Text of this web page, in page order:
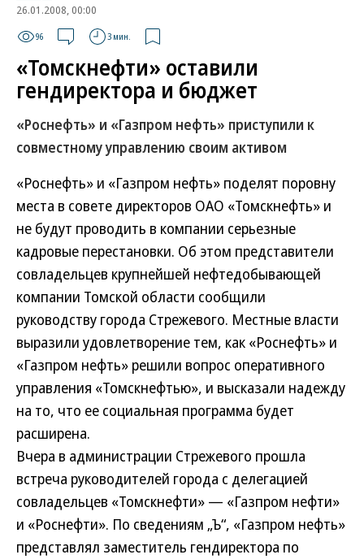
26.01.2008, 00:00
96 3 мин.
«Томскнефти» оставили
гендиректора и бюджет
«Роснефть» и «Газпром нефть» приступили к
совместному управлению своим активом
«Роснефть» и «Газпром нефть» поделят поровну
места в совете директоров ОАО «Томскнефть» и
не будут проводить в компании серьезные
кадровые перестановки. Об этом представители
совладельцев крупнейшей нефтедобывающей
компании Томской области сообщили
руководству города Стрежевого. Местные власти
выразили удовлетворение тем, как «Роснефть» и
«Газпром нефть» решили вопрос оперативного
управления «Томскнефтью», и высказали надежду
на то, что ее социальная программа будет
расширена.
Вчера в администрации Стрежевого прошла
встреча руководителей города с делегацией
совладельцев «Томскнефти» — «Газпром нефти»
и «Роснефти». По сведениям „Ъ“, «Газпром нефть»
представлял заместитель гендиректора по